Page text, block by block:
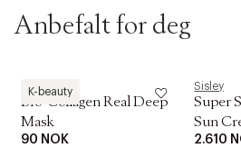
Anbefalt for deg
K-beauty
Biodance
Bio-Collagen Real Deep
Mask
90 NOK
Sisley
Super
Sun
2.610